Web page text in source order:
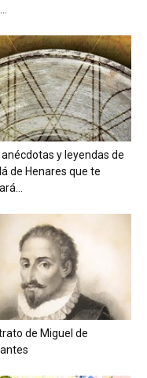
anécdotas y leyendas de
de Henares que te
de Miguel de